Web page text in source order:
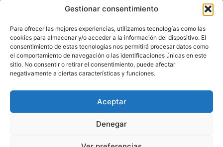
Gestionar consentimiento
Para ofrecer las mejores experiencias, utilizamos tecnologías como las
cookies para almacenar y/o acceder a la información del dispositivo. El
consentimiento de estas tecnologías nos permitirá procesar datos como
el comportamiento de navegación o las identificaciones únicas en este
sitio. No consentir o retirar el consentimiento, puede afectar
negativamente a ciertas características y funciones.
Aceptar
Denegar
ejercitar sus derechos en la siguiente dirección:
puede interponer una reclamación ante la Agencia Española de
Protección de Datos(www.aepd.es)
Información Adicional:Tiene a su disposición información ampliada en
nuestra
Política de Privacidad